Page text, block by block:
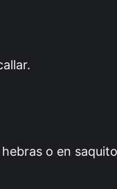
o en